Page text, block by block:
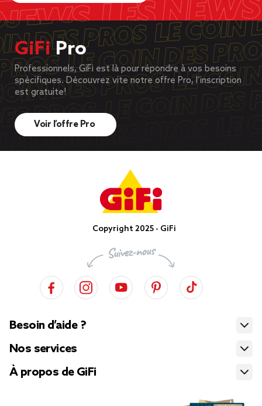
GiFiPro
Professionnels, GiFi est là pour répondre à vos besoins
spécifiques. Découvrez vite notre offre Pro, l’inscription
est gratuite!
Voir l’offre Pro
Copyright 2025 - GiFi
Besoin d’aide ?
Nos services
À propos de GiFi